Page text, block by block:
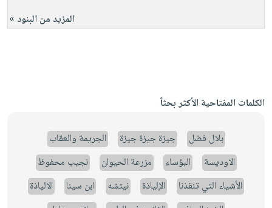
المزيد من البنود »
الكلمات المفتاحية الأكثر بحثاً
بلال فضل جيزة جيزة جيزة
الجريمة والعقاب
الاوديسة
البؤساء مزرعة الحيوان
نجيب محفوظ
الأشياء التي تنقذنا
الإلياذة نيتشه ابن سينا
الالياذة